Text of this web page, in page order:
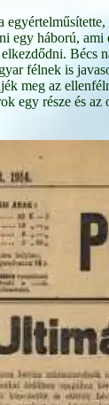
egy háború, ami
Bécs
félnek is
meg az
egy része és